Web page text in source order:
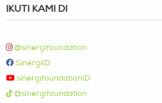
IKUTI KAMI DI
@sinergifoundation
SinergiID
sinergifoundationID
@sinergifoundation